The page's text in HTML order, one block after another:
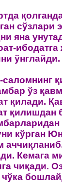
сўзлари
яна
ўнглайди.
ўз
қилади.
қилишдан
кўрган
Кемага
чиқади.